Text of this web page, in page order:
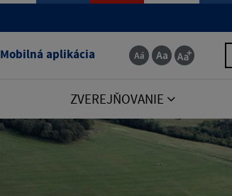
Mobilná aplikácia
ZVEREJŇOVANIE